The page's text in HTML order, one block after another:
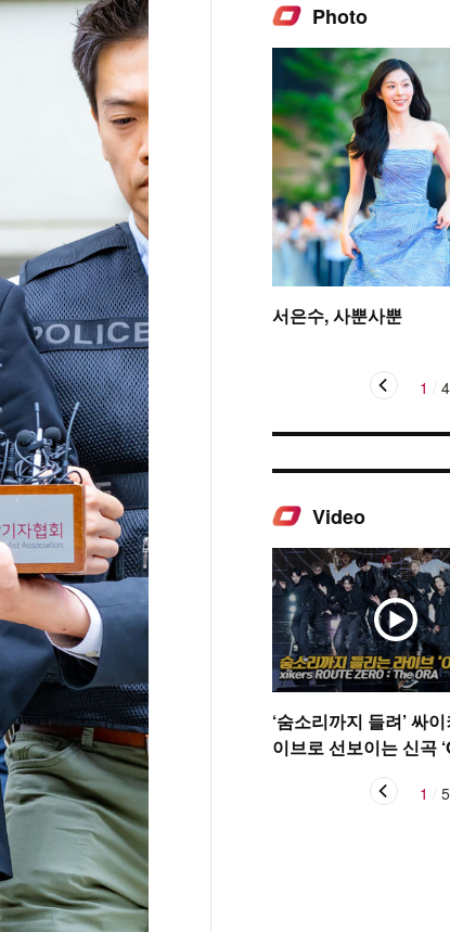
Photo
서은수, 사뿐사뿐
1 4
Video
‘숨소리까지 들려’ 싸
이브로 선보이는 신곡
케이)’ [O! STAR]
1 5